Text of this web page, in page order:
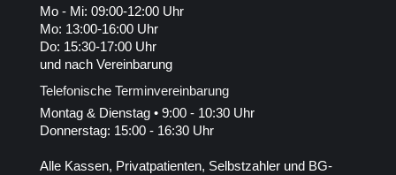
Mo - Mi: 09:00-12:00 Uhr
Mo: 13:00-16:00 Uhr
Do: 15:30-17:00 Uhr
und nach Vereinbarung
Telefonische Terminvereinbarung
Montag & Dienstag • 9:00 - 10:30 Uhr
Donnerstag: 15:00 - 16:30 Uhr
Alle Kassen, Privatpatienten, Selbstzahler und BG-